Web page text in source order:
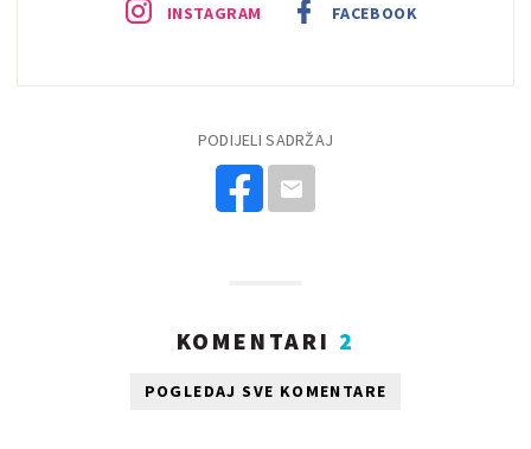
INSTAGRAM FACEBOOK
PODIJELI SADRŽAJ
KOMENTARI 2
POGLEDAJ SVE KOMENTARE